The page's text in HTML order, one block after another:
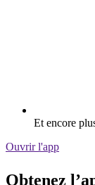
Et encore
Ouvrir l'app
Obtenez